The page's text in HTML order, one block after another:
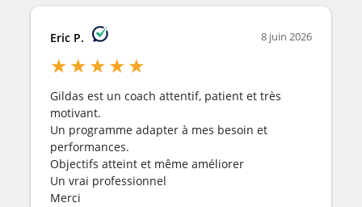
Eric P. 8 juin 2026
★★★★★
Gildas est un coach attentif, patient et très
motivant.
Un programme adapter à mes besoin et
performances.
Objectifs atteint et même améliorer
Un vrai professionnel
Merci